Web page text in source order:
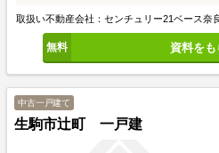
取扱い不動産会社：センチュリー21ベース奈
資料をも
中古一戸建て
生駒市辻町 一戸建